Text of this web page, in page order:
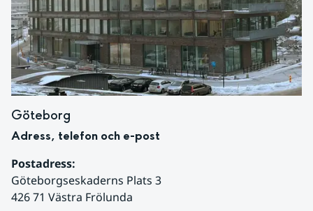
Göteborg
Adress, telefon och e-post
Postadress:
Göteborgseskaderns Plats 3
426 71 Västra Frölunda